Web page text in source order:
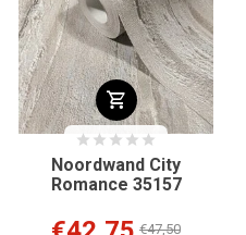
Noordwand City
Romance 35157
€47,50